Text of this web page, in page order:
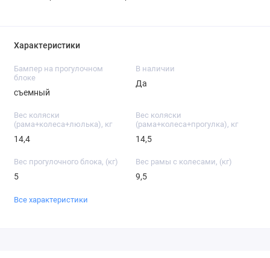
Характеристики
Бампер на прогулочном
блоке
съемный
В наличии
Да
Вес коляски
(рама+колеса+люлька), кг
14,4
Вес коляски
(рама+колеса+прогулка), кг
14,5
Вес прогулочного блока, (кг)
5
Вес рамы с колесами, (кг)
9,5
Все характеристики